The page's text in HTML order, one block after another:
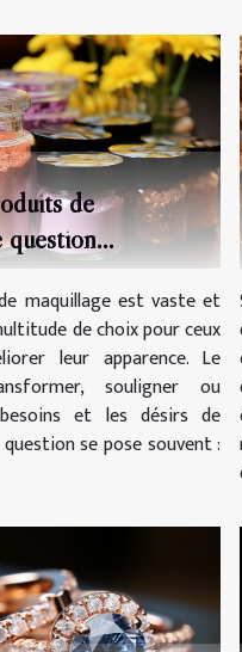
de
question
ou de
maquillage est vaste et
de choix pour ceux
leur apparence. Le
souligner ou
et les désirs de
se pose souvent :